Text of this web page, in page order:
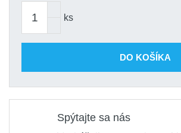
ks
DO KOŠÍKA
Spýtajte sa nás